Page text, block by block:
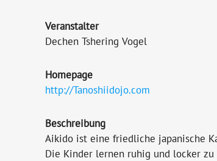
Veranstalter
Dechen Tshering Vogel
Homepage
http://Tanoshiidojo.com
Beschreibung
Aikido ist eine friedliche japanische
Die Kinder lernen ruhig und locker